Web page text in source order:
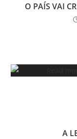
O PAÍS VAI
A